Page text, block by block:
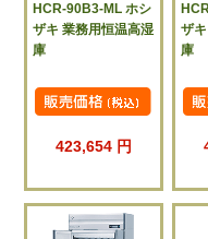
HCR-90B3-ML ホシ
ザキ 業務用恒温高湿
庫
423,654 円
ザ
庫